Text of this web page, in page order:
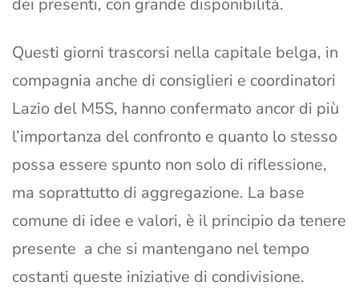
dei presenti, con grande disponibilità.
Questi giorni trascorsi nella capitale belga, in
compagnia anche di consiglieri e coordinatori
Lazio del M5S, hanno confermato ancor di più
l’importanza del confronto e quanto lo stesso
possa essere spunto non solo di riflessione,
ma soprattutto di aggregazione. La base
comune di idee e valori, è il principio da tenere
presente a che si mantengano nel tempo
costanti queste iniziative di condivisione.